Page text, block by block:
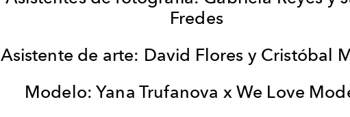
Fredes
Asistente de arte: David Flores y Cristóbal
Modelo: Yana Trufanova x We Love